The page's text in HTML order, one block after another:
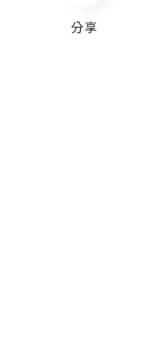
分享